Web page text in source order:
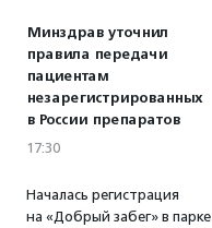
Минздрав уточнил
правила передачи
пациентам
незарегистрированных
в России препаратов
17:30
Началась регистрация
на «Добрый забег» в парке